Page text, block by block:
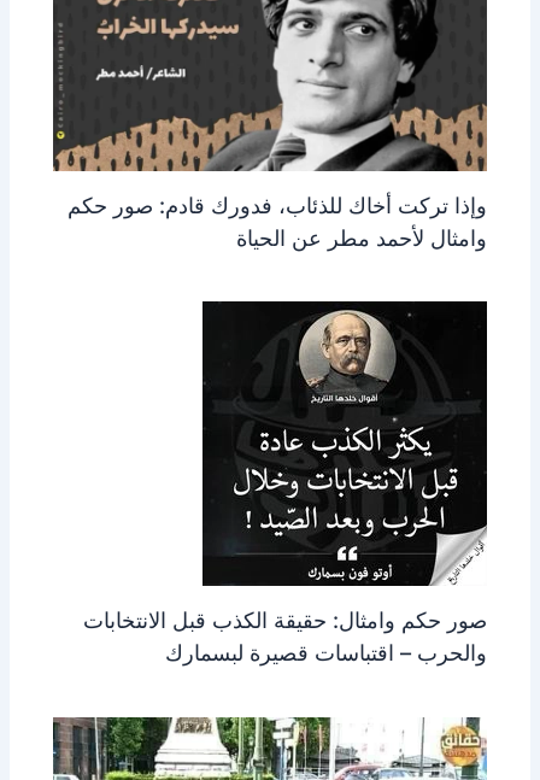
وإذا تركت أخاك للذئاب، فدورك قادم: صور حكم
وامثال لأحمد مطر عن الحياة
صور حكم وامثال: حقيقة الكذب قبل الانتخابات
والحرب – اقتباسات قصيرة لبسمارك